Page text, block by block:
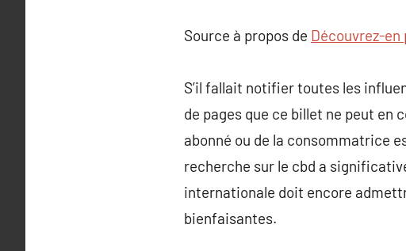
Source à propos de Découvrez-en
S’il fallait notifier toutes les
de pages que ce billet ne peut en
abonné ou de la consommatrice
recherche sur le cbd a
internationale doit encore
bienfaisantes.